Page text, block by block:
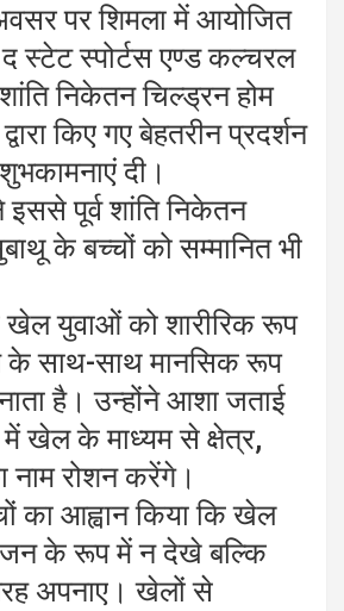
पर शिमला में आयोजित
स्टेट स्पोर्टस एण्ड कल्चरल
निकेतन चिल्ड्रन होम
किए गए बेहतरीन प्रदर्शन
दी।
इससे पूर्व शांति निकेतन
के बच्चों को सम्मानित भी
खेल युवाओं को शारीरिक रूप
साथ-साथ मानसिक रूप
है। उन्होंने आशा जताई
में खेल के माध्यम से क्षेत्र,
नाम रोशन करेंगे।
का आह्वान किया कि खेल
के रूप में न देखे बल्कि
अपनाए। खेलों से